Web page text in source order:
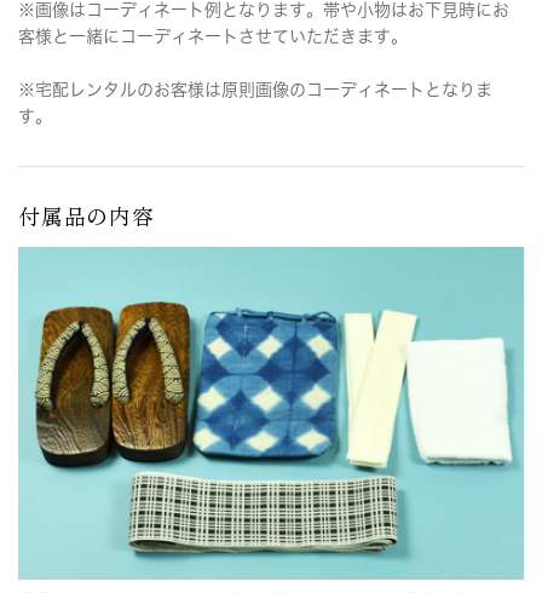
※画像はコーディネート例となります。帯や小物はお下見時にお
客様と一緒にコーディネートさせていただきます。
※宅配レンタルのお客様は原則画像のコーディネートとなりま
す。
付属品の内容